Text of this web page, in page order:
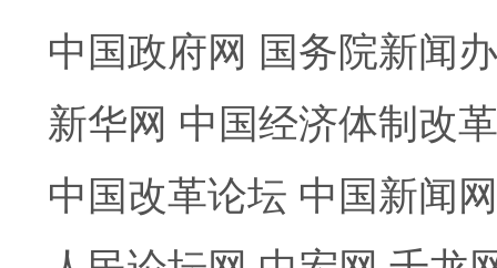
中国政府网 国务院新闻
新华网 中国经济体制改
中国改革论坛 中国新闻网